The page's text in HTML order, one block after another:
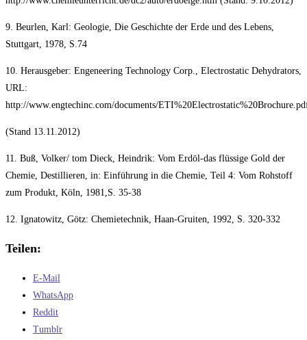
9. Beurlen, Karl: Geologie, Die Geschichte der Erde und des Lebens,
Stuttgart, 1978, S.74
10. Herausgeber: Engeneering Technology Corp., Electrostatic Dehydrators,
URL:
http://www.engtechinc.com/documents/
(Stand 13.11.2012)
11. Buß, Volker/ tom Dieck, Heindrik: Vom Erdöl-das flüssige Gold der
Chemie, Destillieren, in: Einführung in die Chemie, Teil 4: Vom Rohstoff
zum Produkt, Köln, 1981,S. 35-38
12. Ignatowitz, Götz: Chemietechnik, Haan-Gruiten, 1992, S. 320-332
Teilen:
E-Mail
WhatsApp
Reddit
Tumblr